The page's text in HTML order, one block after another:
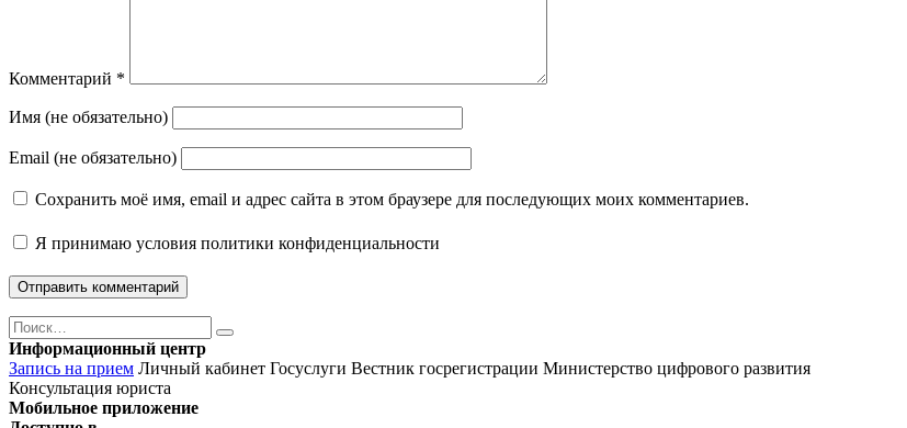
Комментарий *
Имя (не обязательно)
Email (не обязательно)
Сохранить моё имя, email и адрес сайта в этом браузере для последующих моих комментариев.
Я принимаю условия политики конфиденциальности
Поиск
Найти
Информационный центр
Запись на прием Личный кабинет Госуслуги Вестник госрегистрации Министерство цифрового развития
Консультация юриста
Мобильное приложение